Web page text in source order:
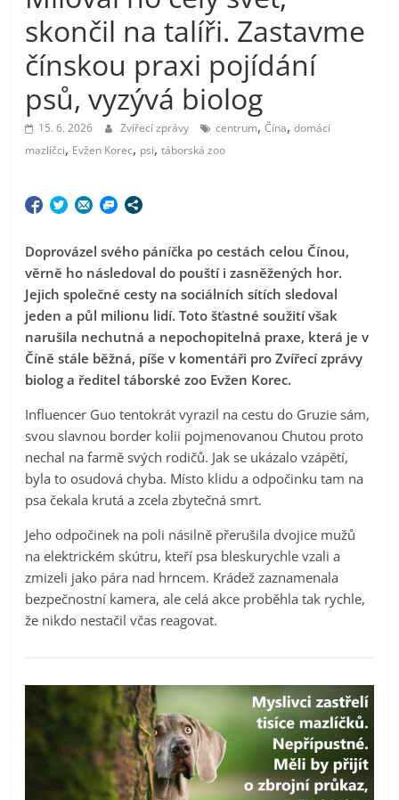
skončil na talíři. Zastavme
čínskou praxi pojídání
psů, vyzývá biolog
15. 6. 2026 Zvířecí zprávy centrum,Čína,domácí
mazlíčci, Evžen Korec, psi,táborská zoo
Doprovázel svého páníčka po cestách celou Čínou,
věrně ho následoval do pouští i zasněžených hor.
Jejich společné cesty na sociálních sítích sledoval
jeden a půl milionu lidí. Toto šťastné soužití však
narušila nechutná a nepochopitelná praxe, která je v
Číně stále běžná, píše v komentáři pro Zvířecí zprávy
biolog a ředitel táborské zoo Evžen Korec.
Influencer Guo tentokrát vyrazil na cestu do Gruzie sám,
svou slavnou border kolii pojmenovanou Chutou proto
nechal na farmě svých rodičů. Jak se ukázalo vzápětí,
byla to osudová chyba. Místo klidu a odpočinku tam na
psa čekala krutá a zcela zbytečná smrt.
Jeho odpočinek na poli násilně přerušila dvojice mužů
na elektrickém skútru, kteří psa bleskurychle vzali a
zmizeli jako pára nad hrncem. Krádež zaznamenala
bezpečnostní kamera, ale celá akce proběhla tak rychle,
že nikdo nestačil včas reagovat.